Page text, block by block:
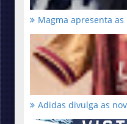
Magma apresenta as
Adidas divulga as